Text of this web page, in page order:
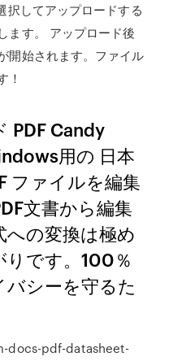
択してアップロードする
ます。 アップロード後
開始されます。ファイル
！
PDF Candy
用の 日本
ファイルを編集
文書から編集
の変換は極め
りです。100％
シーを守るた
docs-pdf-datasheet-